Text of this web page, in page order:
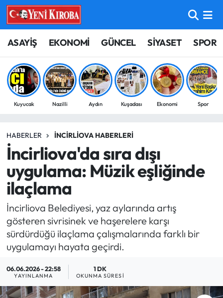
ASAYİŞ EKONOMİ GÜNCEL SİYASET SPOR
Kuyucak Nazilli Aydın Kuşadası Ekonomi Spor
HABERLER İNCIRLIOVA HABERLERI
İncirliova'da sıra dışı
uygulama: Müzik eşliğinde
ilaçlama
İncirliova Belediyesi, yaz aylarında artış
gösteren sivrisinek ve haşerelere karşı
sürdürdüğü ilaçlama çalışmalarında farklı bir
uygulamayı hayata geçirdi.
06.06.2026 - 22:58
YAYINLANMA
1 DK
OKUNMA SÜRESI
ASAYİŞ
BİLİM-TEKNOLOJİ
ÇEVRE
EĞİTİM
EKONOMİ
GÜNCEL
GÜNDEM
MAGAZİN
SAĞLIK
SİYASET
Aydın Nöbetçi Eczaneler
Aydın Hava Durumu
Aydin Namaz Vakitleri
Süper Lig Puan Durumu ve Fikstür
Tüm Manşetler
Son Dakika Haberleri
Haber Arşivi